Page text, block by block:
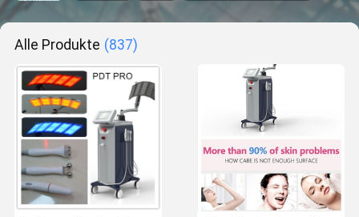
Alle Produkte (837)